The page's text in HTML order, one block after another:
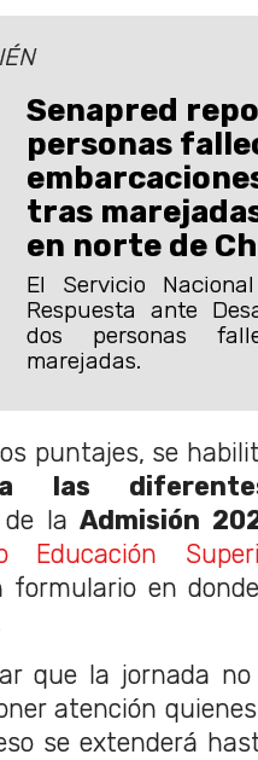
Senapred
personas
tras
en norte de
El Servicio
Respuesta ante
dos personas
marejadas.
puntajes, se
las
de laAdmisión
Educación
formulario en
que la jornada
atención
se extenderá